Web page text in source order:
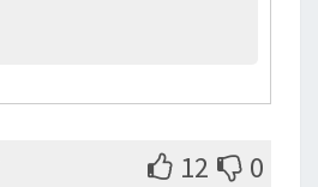
12 0